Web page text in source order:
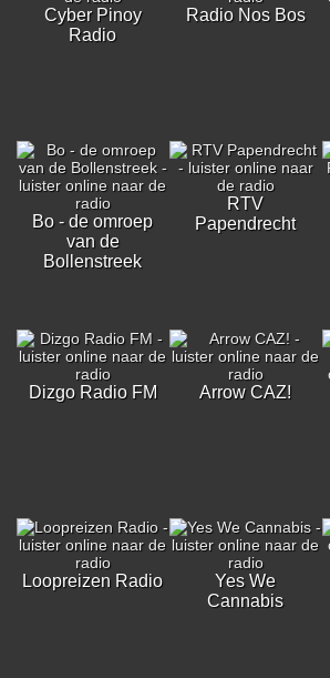
Cyber Pinoy
Radio
Radio Nos Bos
Bo - de omroep
van de
Bollenstreek
RTV
Papendrecht
Dizgo Radio FM Arrow CAZ!
Loopreizen Radio
Yes We
Cannabis